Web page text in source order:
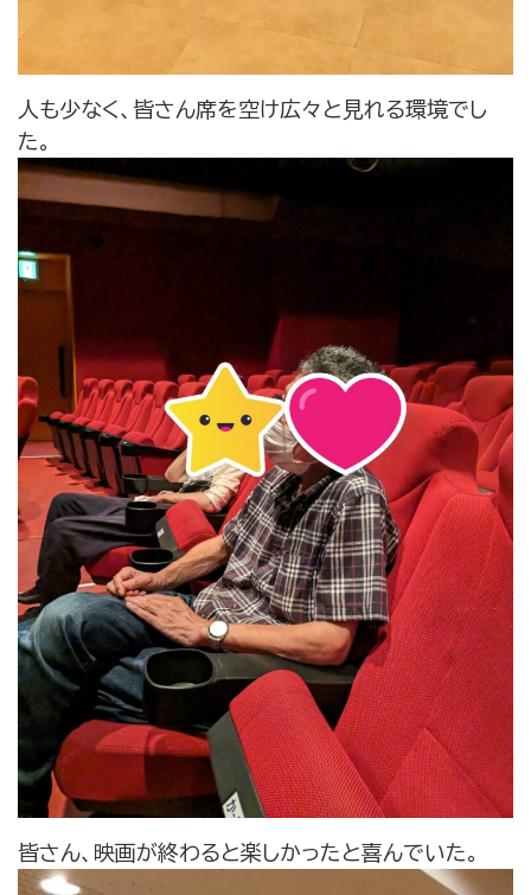
人も少なく、皆さん席を空け広々と見れる環境でし
た。
皆さん、映画が終わると楽しかったと喜んでいた。